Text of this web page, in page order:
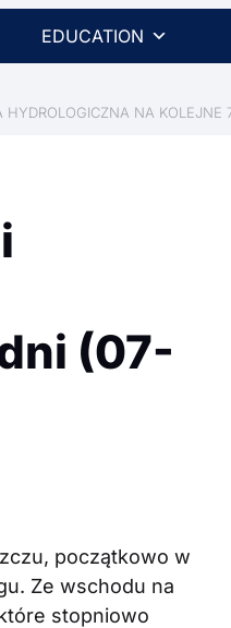
EDUCATION
HYDROLOGICZNA NA
(07-
początkowo w
Ze wschodu na
stopniowo